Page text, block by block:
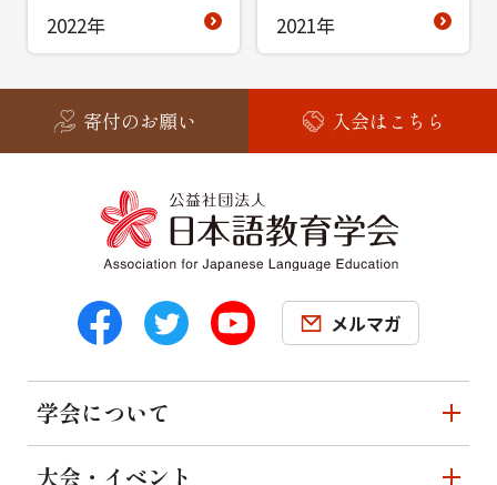
2022年 2021年
寄付のお願い 入会はこちら
メルマガ
学会について
大会・イベント